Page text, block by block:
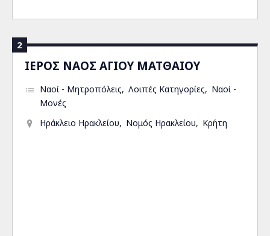
2
ΙΕΡΟΣ ΝΑΟΣ ΑΓΙΟΥ ΜΑΤΘΑΙΟΥ
Ναοί - Μητροπόλεις Λοιπές Κατηγορίες
Ναοί -
Μονές
Ηράκλειο Ηρακλείου
Νομός Ηρακλείου Κρήτη